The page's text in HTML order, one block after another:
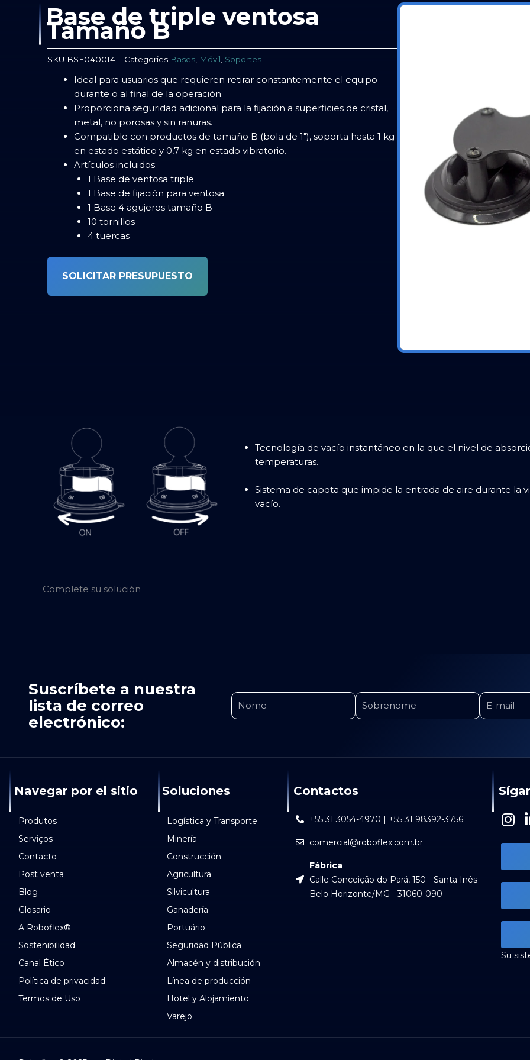
Base de triple ventosa
Tamaño B
SKU BSE040014 Categories Bases, Móvil, Soportes
Ideal para usuarios que requieren retirar constantemente el equipo
durante o al final de la operación.
Proporciona seguridad adicional para la fijación a superficies de cristal,
metal, no porosas y sin ranuras.
Compatible con productos de tamaño B (bola de 1″), soporta hasta 1 kg
en estado estático y 0,7 kg en estado vibratorio.
Artículos incluidos:
1 Base de ventosa triple
1 Base de fijación para ventosa
1 Base 4 agujeros tamaño B
10 tornillos
4 tuercas
SOLICITAR PRESUPUESTO
Tecnología de vacío instantáneo en la que el nivel de
temperaturas.
Sistema de capota que impide la entrada de aire durante la
vacío.
Complete su solución
Suscríbete a nuestra
lista de correo
electrónico:
Navegar por el sitio
Produtos
Serviços
Contacto
Post venta
Blog
Glosario
A Roboflex®
Sostenibilidad
Canal Ético
Política de privacidad
Termos de Uso
Soluciones
Logística y Transporte
Minería
Construcción
Agricultura
Silvicultura
Ganadería
Portuário
Seguridad Pública
Almacén y distribución
Línea de producción
Hotel y Alojamiento
Varejo
Contactos
+55 31 3054-4970 | +55 31 98392-3756
comercial@roboflex.com.br
Fábrica
Calle Conceição do Pará, 150 - Santa Inês -
Belo Horizonte/MG - 31060-090
I
s
a
r
a
Su